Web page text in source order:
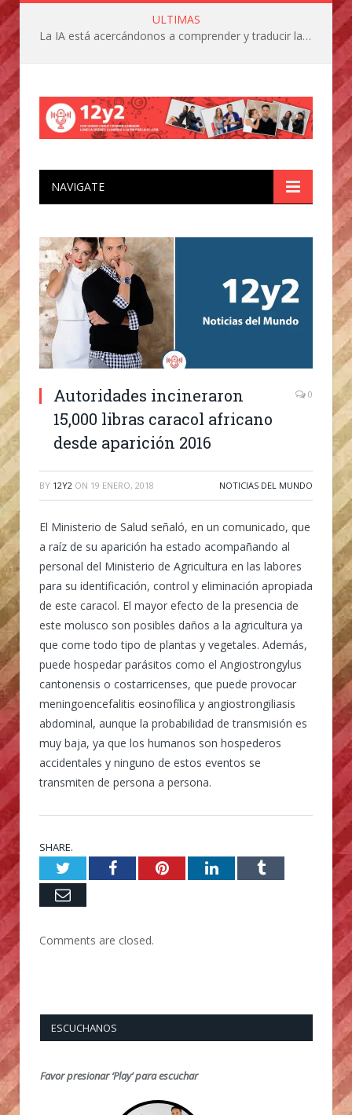
ULTIMAS
La IA está acercándonos a comprender y traducir las vocalizaciones y comportamientos de nuestras mascotas
NAVIGATE
Autoridades incineraron
15,000 libras caracol africano
desde aparición 2016
0
BY 12Y2 ON 19 ENERO, 2018 NOTICIAS DEL MUNDO
El Ministerio de Salud señaló, en un comunicado, que
a raíz de su aparición ha estado acompañando al
personal del Ministerio de Agricultura en las labores
para su identificación, control y eliminación apropiada
de este caracol. El mayor efecto de la presencia de
este molusco son posibles daños a la agricultura ya
que come todo tipo de plantas y vegetales. Además,
puede hospedar parásitos como el Angiostrongylus
cantonensis o costarricenses, que puede provocar
meningoencefalitis eosinofílica y angiostrongiliasis
abdominal, aunque la probabilidad de transmisión es
muy baja, ya que los humanos son hospederos
accidentales y ninguno de estos eventos se
transmiten de persona a persona.
SHARE.
TwitterFacebookPinterestLinkedInTumblr
Email
Comments are closed.
ESCUCHANOS
Favor presionar ‘Play’ para escuchar